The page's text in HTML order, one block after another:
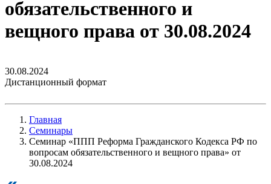
обязательственного и
вещного права от 30.08.2024
30.08.2024
Дистанционный формат
Главная
Семинары
Семинар «ППП Реформа Гражданского Кодекса РФ по
вопросам обязательственного и вещного права» от
30.08.2024